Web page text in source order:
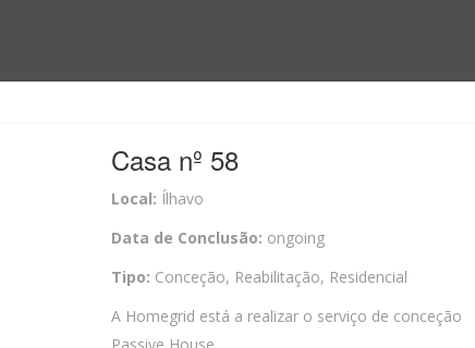
Casa nº 58
Local: Ílhavo
Data de Conclusão: ongoing
Tipo: Conceção, Reabilitação, Residencial
A Homegrid está a realizar o serviço de conceção